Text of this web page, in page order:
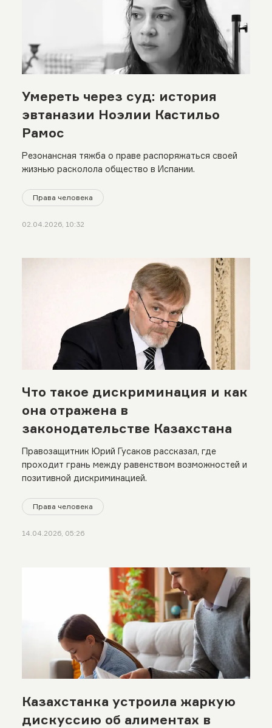
Умереть через суд: история
эвтаназии Ноэлии Кастильо
Рамос
Резонансная тяжба о праве распоряжаться своей
жизнью расколола общество в Испании.
Права человека
02.04.2026, 10:32
Что такое дискриминация и как
она отражена в
законодательстве Казахстана
Правозащитник Юрий Гусаков рассказал, где
проходит грань между равенством возможностей и
позитивной дискриминацией.
Права человека
14.04.2026, 05:26
Казахстанка устроила жаркую
дискуссию об алиментах в